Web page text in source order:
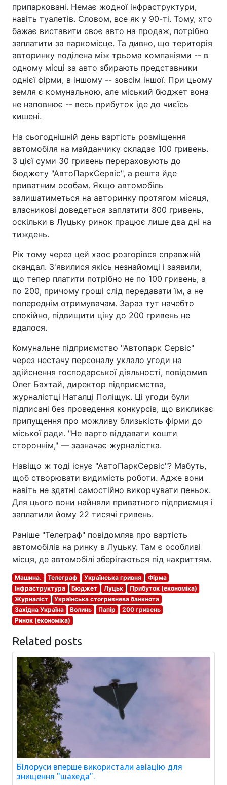
припарковані. Немає жодної інфраструктури,
навіть туалетів. Словом, все як у 90-ті. Тому, хто
бажає виставити своє авто на продаж, потрібно
заплатити за паркомісце. Та дивно, що територія
авторинку поділена між трьома компаніями -- в
одному місці за авто збирають представники
однієї фірми, в іншому -- зовсім іншої. При цьому
земля є комунальною, але міський бюджет вона
не наповнює -- весь прибуток іде до чиєїсь
кишені.
На сьогоднішній день вартість розміщення
автомобіля на майданчику складає 100 гривень.
З цієї суми 30 гривень перераховують до
бюджету "АвтоПаркСервіс", а решта йде
приватним особам. Якщо автомобіль
залишатиметься на авторинку протягом місяця,
власникові доведеться заплатити 800 гривень,
оскільки в Луцьку ринок працює лише два дні на
тиждень.
Рік тому через цей хаос розгорівся справжній
скандал. З'явилися якісь незнайомці і заявили,
що тепер платити потрібно не по 100 гривень, а
по 200, причому гроші слід передавати їм, а не
попереднім отримувачам. Зараз тут начебто
спокійно, підвищити ціну до 200 гривень не
вдалося.
Комунальне підприємство "Автопарк Сервіс"
через нестачу персоналу уклало угоди на
здійснення господарської діяльності, повідомив
Олег Бахтай, директор підприємства,
журналістці Наталці Поліщук. Ці угоди були
підписані без проведення конкурсів, що викликає
припущення про можливу близькість фірми до
міської ради. "Не варто віддавати кошти
стороннім," — зазначає журналістка.
Навіщо ж тоді існує "АвтоПаркСервіс"? Мабуть,
щоб створювати видимість роботи. Адже вони
навіть не здатні самостійно викорчувати пеньок.
Для цього вони найняли приватного підприємця і
заплатили йому 22 тисячі гривень.
Раніше "Телеграф" повідомляв про вартість
автомобілів на ринку в Луцьку. Там є особливі
місця, де автомобілі зберігаються під накриттям.
Машина. Телеграф Українська гривня
Фірма
Інфраструктура
Бюджет Луцьк
Прибуток (економіка)
Журналіст
Українська стогривнева банкнота
Західна Україна
Волинь Папір
200 гривень
Ринок (економіка)
Related posts
Білоруси вперше використали авіацію для
знищення "шахеда".